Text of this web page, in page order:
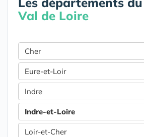
Val de Loire
Cher
Eure-et-Loir
Indre
Indre-et-Loire
Loir-et-Cher